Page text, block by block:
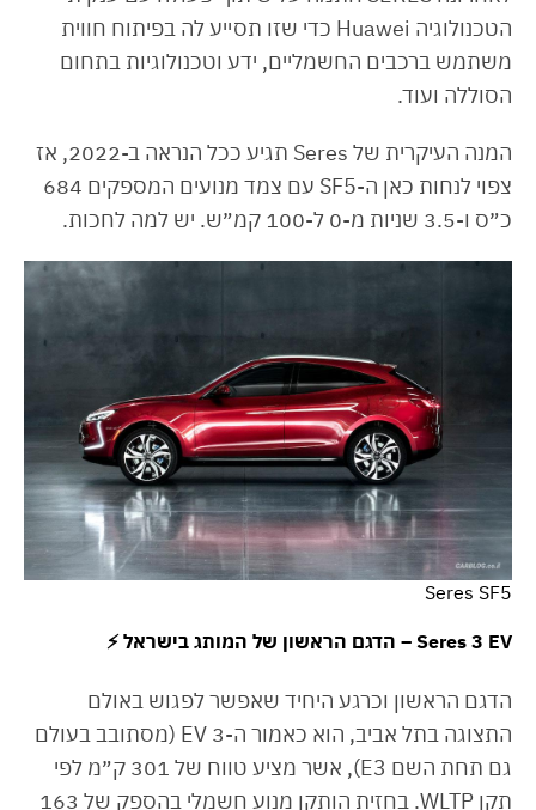
הטכנולוגיה Huawei כדי שזו תסייע לה בפיתוח חווית
משתמש ברכבים החשמליים, ידע וטכנולוגיות בתחום
הסוללה ועוד.
המנה העיקרית של Seres תגיע ככל הנראה ב-2022, אז
צפוי לנחות כאן ה-SF5 עם צמד מנועים המספקים 684
כ״ס ו-3.5 שניות מ-0 ל-100 קמ״ש. יש למה לחכות.
Seres SF5
Seres 3 EV – הדגם הראשון של המותג בישראל ⚡
הדגם הראשון וכרגע היחיד שאפשר לפגוש באולם
התצוגה בתל אביב, הוא כאמור ה-3 EV (מסתובב בעולם
גם תחת השם E3), אשר מציע טווח של 301 ק״מ לפי
תקן WLTP. בחזית הותקן מנוע חשמלי בהספק של 163